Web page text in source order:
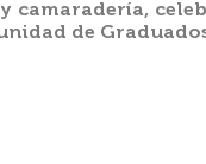
camaradería,
de